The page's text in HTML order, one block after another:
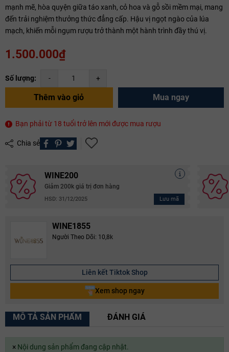
mạnh mẽ, hòa quyện giữa táo xanh, cỏ hoa và gỗ sồi mềm mại, mang
đến trải nghiệm thưởng thức đẳng cấp. Hậu vị ngọt ngào của lúa
mạch, khiến mỗi ngụm rượu trở thành một hành trình đầy thú vị.
1.500.000₫
Số lượng: - +
Thêm vào giỏ Mua ngay
Bạn phải từ 18 tuổi trở lên mới được mua rượu
Chia sẻ
WINE200
Giảm 200k giá trị đơn hàng
HSD: 31/12/2025 Lưu mã
WINE1855
Người Theo Dõi: 10,8k
Liên kết Tiktok Shop
Xem shop ngay
MÔ TẢ SẢN PHẨM ĐÁNH GIÁ
×Nội dung sản phẩm đang cập nhật.